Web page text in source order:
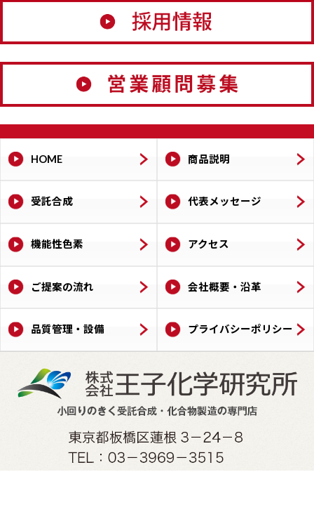
HOME 商品説明
受託合成 代表メッセージ
機能性色素 アクセス
ご提案の流れ 会社概要・沿革
品質管理・設備 プライバシーポリシー